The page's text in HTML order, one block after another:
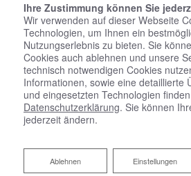
Gewerbliche
Sanitärräume im Gewerbe
grundlegend anhand der
Ihre Zustimmung können Sie
Wir verwenden auf dieser Webseite
Technologien, um Ihnen ein
Nutzungserlebnis zu bieten. Sie
Cookies auch ablehnen und unsere
technisch notwendigen Cookies
Informationen, sowie eine detaillierte
und eingesetzten Technologien
Datenschutzerklärung. Sie können
jederzeit ändern.
Einstellungen
Ablehnen
Ablehnen